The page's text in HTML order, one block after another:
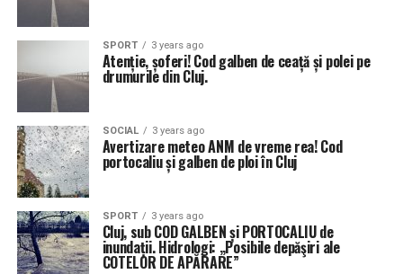
SPORT 3 years ago
Atenție, șoferi! Cod galben de ceață și polei pe
drumurile din Cluj.
SOCIAL 3 years ago
Avertizare meteo ANM de vreme rea! Cod
portocaliu și galben de ploi în Cluj
SPORT 3 years ago
Cluj, sub COD GALBEN și PORTOCALIU de
inundații. Hidrologi: „Posibile depăşiri ale
COTELOR DE APĂRARE”